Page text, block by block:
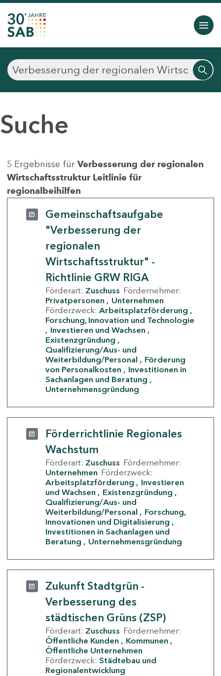
Suche
5 Ergebnisse für Verbesserung der regionalen
Wirtschaftsstruktur Leitlinie für
regionalbeihilfen
Gemeinschaftsaufgabe
"Verbesserung der
regionalen
Wirtschaftsstruktur" -
Richtlinie GRW RIGA
Förderart: Zuschuss Fördernehmer:
Privatpersonen
Unternehmen
Förderzweck: Arbeitsplatzförderung
Forschung, Innovation und Technologie
Investieren und Wachsen
Existenzgründung
Qualifizierung/Aus- und
Weiterbildung/Personal
Förderung
von Personalkosten
Investitionen in
Sachanlagen und Beratung
Unternehmensgründung
Förderrichtlinie Regionales
Wachstum
Förderart: Zuschuss Fördernehmer:
Unternehmen Förderzweck:
Arbeitsplatzförderung
Investieren
und Wachsen
Existenzgründung
Qualifizierung/Aus- und
Weiterbildung/Personal
Forschung,
Innovationen und Digitalisierung
Investitionen in Sachanlagen und
Beratung
Unternehmensgründung
Zukunft Stadtgrün -
Verbesserung des
städtischen Grüns (ZSP)
Förderart: Zuschuss Fördernehmer:
Öffentliche Kunden
Kommunen
Öffentliche Unternehmen
Förderzweck: Städtebau und
Regionalentwicklung